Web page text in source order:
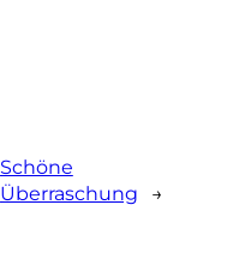
Schöne
Überraschung
→